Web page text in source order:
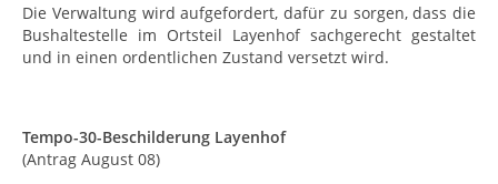
Die Verwaltung wird aufgefordert, dafür zu sorgen, dass die
Bushaltestelle im Ortsteil Layenhof sachgerecht gestaltet
und in einen ordentlichen Zustand versetzt wird.
Tempo-30-Beschilderung Layenhof
(Antrag August 08)